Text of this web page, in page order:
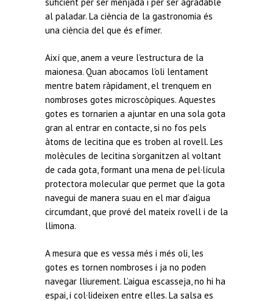
al paladar. La ciència de la gastronomia és
una ciència del que és efímer.
Així que, anem a veure l’estructura de la
maionesa. Quan abocamos l’oli lentament
mentre batem ràpidament, el trenquem en
nombroses gotes microscòpiques. Aquestes
gotes es tornarien a ajuntar en una sola gota
gran al entrar en contacte, si no fos pels
àtoms de lecitina que es troben al rovell. Les
molècules de lecitina s’organitzen al voltant
de cada gota, formant una mena de pel·lícula
protectora molecular que permet que la gota
navegui de manera suau en el mar d’aigua
circumdant, que prové del mateix rovell i de la
llimona.
A mesura que es vessa més i més oli, les
gotes es tornen nombroses i ja no poden
navegar lliurement. L’aigua escasseja, no hi ha
espai, i col·lideixen entre elles. La salsa es